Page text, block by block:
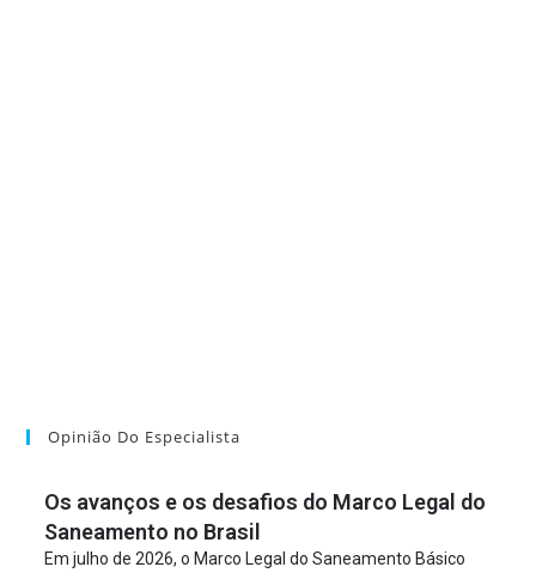
Opinião Do Especialista
Os avanços e os desafios do Marco Legal do
Saneamento no Brasil
Em julho de 2026, o Marco Legal do Saneamento Básico